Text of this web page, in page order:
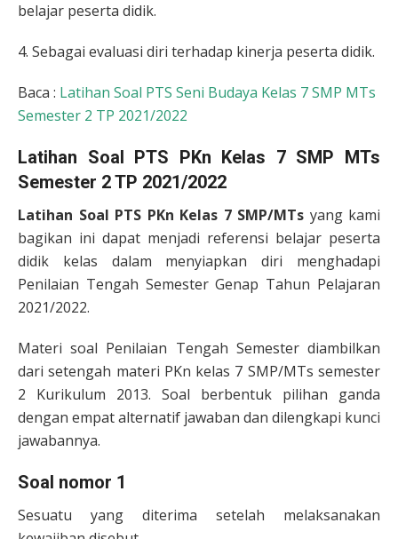
belajar peserta didik.
4. Sebagai evaluasi diri terhadap kinerja peserta didik.
Baca : Latihan Soal PTS Seni Budaya Kelas 7 SMP MTs
Semester 2 TP 2021/2022
Latihan Soal PTS PKn Kelas 7 SMP MTs
Semester 2 TP 2021/2022
Latihan Soal PTS PKn Kelas 7 SMP/MTs yang kami
bagikan ini dapat menjadi referensi belajar peserta
didik kelas dalam menyiapkan diri menghadapi
Penilaian Tengah Semester Genap Tahun Pelajaran
2021/2022.
Materi soal Penilaian Tengah Semester diambilkan
dari setengah materi PKn kelas 7 SMP/MTs semester
2 Kurikulum 2013. Soal berbentuk pilihan ganda
dengan empat alternatif jawaban dan dilengkapi kunci
jawabannya.
Soal nomor 1
Sesuatu yang diterima setelah melaksanakan